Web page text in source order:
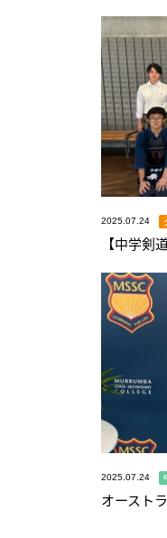
2025.07.24
【中学剣
2025.07.24
オースト